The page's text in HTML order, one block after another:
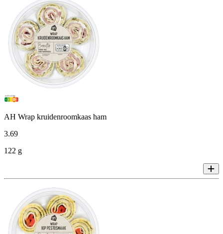
AH Wrap kruidenroomkaas ham
3.69
122 g